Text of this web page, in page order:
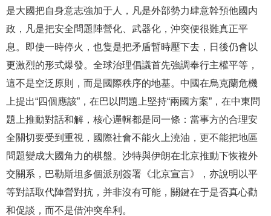
是大國把自身意志強加于人，凡是外部勢力肆意幹預他國内
政，凡是把安全問題陣營化、武器化，沖突便很難真正平
息。即使一時停火，也隻是把矛盾暫時壓下去，日後仍會以
更激烈的形式爆發。全球治理倡議首先強調奉行主權平等，
這不是空泛原則，而是國際秩序的地基。中國在烏克蘭危機
上提出“四個應該”，在巴以問題上堅持“兩國方案”，在中東問
題上推動對話和解，核心邏輯都是同一條：當事方的合理安
全關切要受到重視，國際社會不能火上澆油，更不能把地區
問題變成大國角力的棋盤。沙特與伊朗在北京推動下恢複外
交關系，巴勒斯坦多個派别簽署《北京宣言》，亦說明以平
等對話取代陣營對抗，并非沒有可能，關鍵在于是否真心勸
和促談，而不是借沖突牟利。